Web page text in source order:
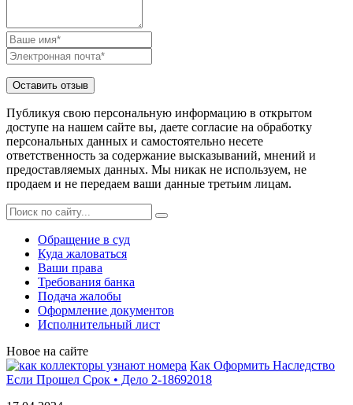
Публикуя свою персональную информацию в открытом
доступе на нашем сайте вы, даете согласие на обработку
персональных данных и самостоятельно несете
ответственность за содержание высказываний, мнений и
предоставляемых данных. Мы никак не используем, не
продаем и не передаем ваши данные третьим лицам.
Обращение в суд
Куда жаловаться
Ваши права
Требования банка
Подача жалобы
Оформление документов
Исполнительный лист
Новое на сайте
Как Оформить Наследство
Если Прошел Срок • Дело 2-18692018